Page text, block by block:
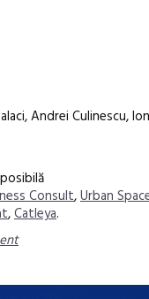
Andrei Culinescu,
Consult,Urban
,Catleya.